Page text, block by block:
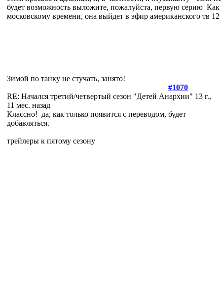
будет возможность выложите, пожалуйста, первую серию
московскому времени, она выйдет в эфир американского тв 12
Зимой по танку не стучать, занято!
#1070
RE: Начался третий/четвертый сезон "Детей Анархии" 13 г.,
11 мес. назад
Классно! да, как только появится с переводом, будет
добавляться.
трейлеры к пятому сезону